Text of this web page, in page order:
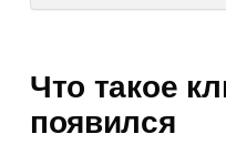
Что такое
появился